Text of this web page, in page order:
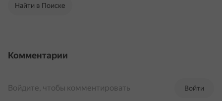
Найти в Поиске
Комментарии
Войти
Войдите, чтобы комментировать